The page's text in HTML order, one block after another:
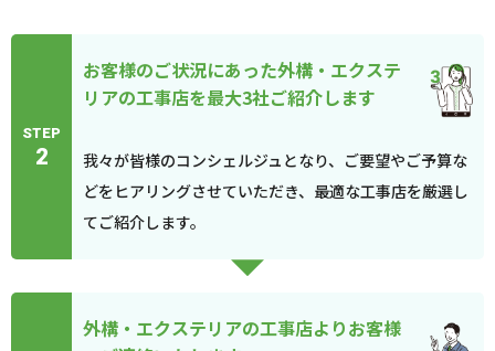
STEP
2
お客様のご状況にあった外構・エクステ
リアの工事店を最大3社ご紹介します
我々が皆様のコンシェルジュとなり、ご要望やご予算な
どをヒアリングさせていただき、最適な工事店を厳選し
てご紹介します。
外構・エクステリアの工事店よりお客様